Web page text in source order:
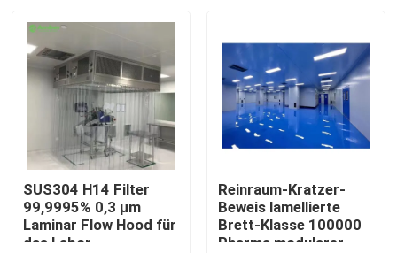
Haus
SUS304 H14 Filter
99,9995% 0,3 μm
Laminar Flow Hood für
das Labor
Reinraum-Kratzer-
Beweis lamellierte
Brett-Klasse 100000
Pharma modularer